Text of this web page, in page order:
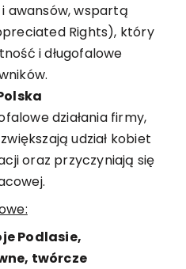
awansów, wspartą
Rights), który
i długofalowe
działania firmy,
udział kobiet
oraz przyczyniają się
Podlasie,
twórcze